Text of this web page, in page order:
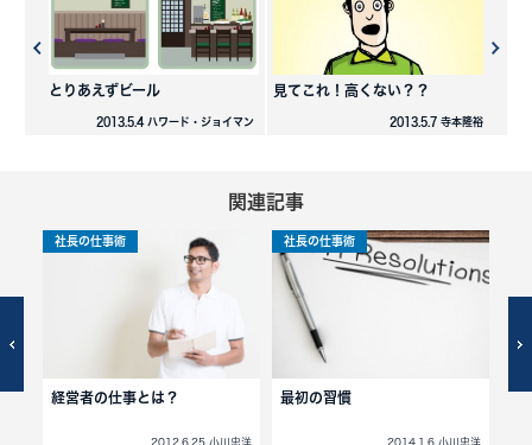
とりあえずビール
2013.5.4 ハワード・ジョイマン
見てこれ！高くない？？
2013.5.7 寺本隆裕
関連記事
社長の仕事術
経営者の仕事とは？
2012.6.25 小川忠洋
社長の仕事術
最初の習慣
2014.1.6 小川忠洋